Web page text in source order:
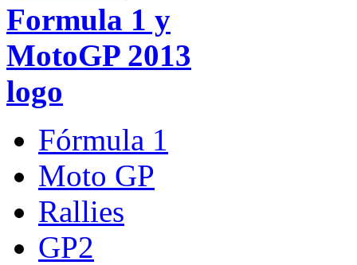
Fórmula 1
Moto GP
Rallies
GP2